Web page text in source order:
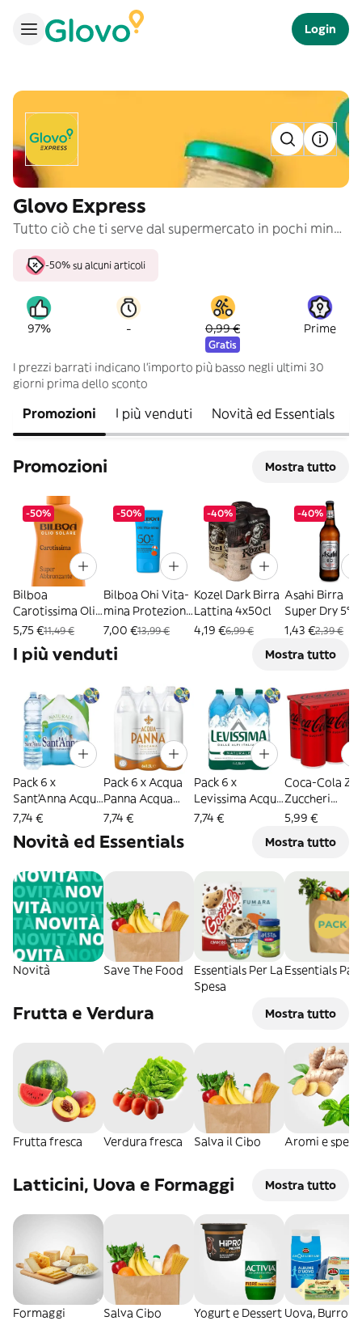
Login
Glovo Express
Tutto ciò che ti serve dal supermercato in pochi minuti!
-50% su alcuni articoli
97% - 0,99 €
Gratis
Prime
I prezzi barrati indicano l’importo più basso negli ultimi 30
giorni prima dello sconto
Promozioni I più venduti Novità ed Essentials
Promozioni Mostra tutto
-50%
Bilboa
Carotissima Olio
Abbronzante
200ml
5,75 €11,49 €
-50%
Bilboa Ohi Vita-
mina Protezione
Viso SPF 50+ 40
ml
7,00 €13,99 €
-40%
Kozel Dark Birra
Lattina 4x50cl
4,19 €6,99 €
-40%
Asahi Birra
Super Dry 5°
50cl
1,43 €2,39 €
I più venduti Mostra tutto
Pack 6 x
Sant'Anna Acqua
Naturale 1,5L
7,74 €
Pack 6 x Acqua
Panna Acqua
Naturale 1,5L
7,74 €
Pack 6 x
Levissima Acqua
Minerale
Oligominerale
7,74 €
Coca-Cola
Zuccheri
6x330ml
5,99 €
Novità ed Essentials Mostra tutto
Novità Save The Food
Essentials Per La
Spesa
Essentials
Frutta e Verdura Mostra tutto
Frutta fresca Verdura fresca Salva il Cibo Aromi e
Latticini, Uova e Formaggi Mostra tutto
Formaggi Salva Cibo Yogurt e Dessert Uova, Burro e